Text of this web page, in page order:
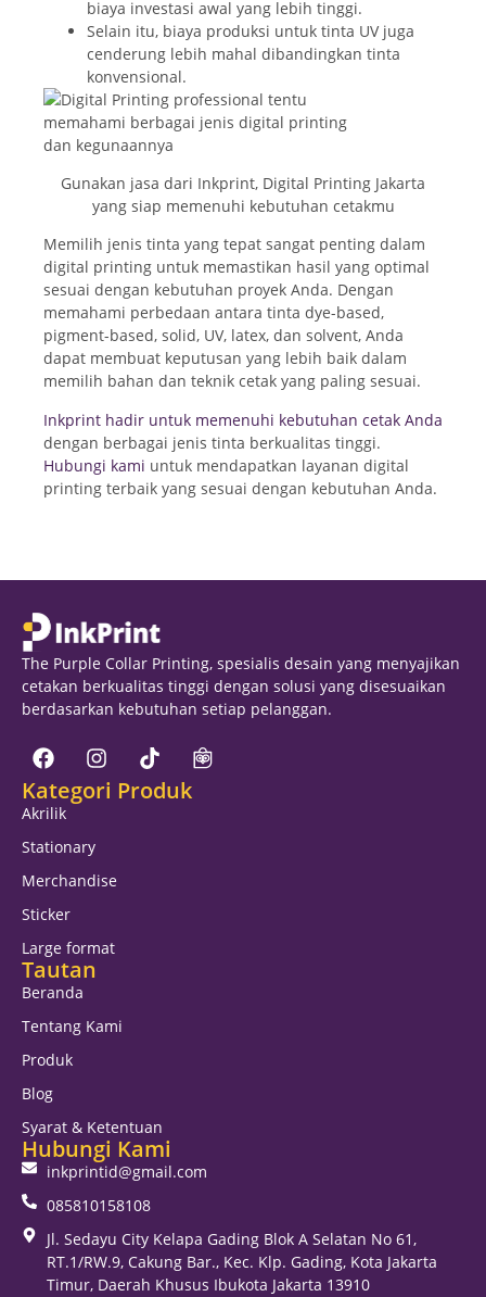
biaya investasi awal yang lebih tinggi.
Selain itu, biaya produksi untuk tinta UV juga
cenderung lebih mahal dibandingkan tinta
konvensional.
Gunakan jasa dari Inkprint, Digital Printing Jakarta
yang siap memenuhi kebutuhan cetakmu
Memilih jenis tinta yang tepat sangat penting dalam
digital printing untuk memastikan hasil yang optimal
sesuai dengan kebutuhan proyek Anda. Dengan
memahami perbedaan antara tinta dye-based,
pigment-based, solid, UV, latex, dan solvent, Anda
dapat membuat keputusan yang lebih baik dalam
memilih bahan dan teknik cetak yang paling sesuai.
Inkprint hadir untuk memenuhi kebutuhan cetak Anda
dengan berbagai jenis tinta berkualitas tinggi.
Hubungi kami untuk mendapatkan layanan digital
printing terbaik yang sesuai dengan kebutuhan Anda.
The Purple Collar Printing, spesialis desain yang menyajikan
cetakan berkualitas tinggi dengan solusi yang disesuaikan
berdasarkan kebutuhan setiap pelanggan.
Kategori Produk
Akrilik
Stationary
Merchandise
Sticker
Large format
Tautan
Beranda
Tentang Kami
Produk
Blog
Syarat & Ketentuan
Hubungi Kami
inkprintid@gmail.com
085810158108
Jl. Sedayu City Kelapa Gading Blok A Selatan No 61,
RT.1/RW.9, Cakung Bar., Kec. Klp. Gading, Kota Jakarta
Timur, Daerah Khusus Ibukota Jakarta 13910